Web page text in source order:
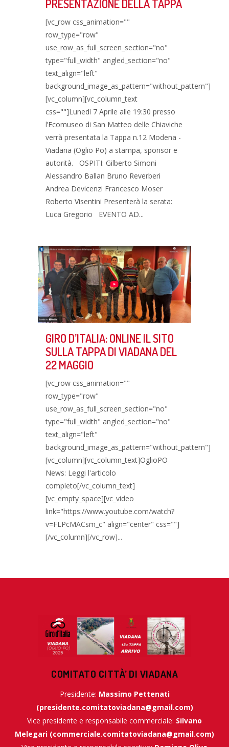
PRESENTAZIONE DELLA TAPPA
[vc_row css_animation=""
row_type="row"
use_row_as_full_screen_section="no"
type="full_width" angled_section="no"
text_align="left"
background_image_as_pattern="without_pattern"]
[vc_column][vc_column_text
css=""]Lunedì 7 Aprile alle 19:30 presso
l’Ecomuseo di San Matteo delle Chiaviche
verrà presentata la Tappa n.12 Modena -
Viadana (Oglio Po) a stampa, sponsor e
autorità. OSPITI: Gilberto Simoni
Alessandro Ballan Bruno Reverberi
Andrea Devicenzi Francesco Moser
Roberto Visentini Presenterà la serata:
Luca Gregorio EVENTO AD...
GIRO D’ITALIA: ONLINE IL SITO
SULLA TAPPA DI VIADANA DEL
22 MAGGIO
[vc_row css_animation=""
row_type="row"
use_row_as_full_screen_section="no"
type="full_width" angled_section="no"
text_align="left"
background_image_as_pattern="without_pattern"]
[vc_column][vc_column_text]OglioPO
News: Leggi l'articolo
completo[/vc_column_text]
[vc_empty_space][vc_video
link="https://www.youtube.com/watch?
v=FLPcMACsm_c" align="center" css=""]
[/vc_column][/vc_row]...
COMITATO CITTÀ’ DI VIADANA
Presidente: Massimo Pettenati
(presidente.comitatoviadana@gmail.com)
Vice presidente e responsabile commerciale: Silvano
Melegari (commerciale.comitatoviadana@gmail.com)